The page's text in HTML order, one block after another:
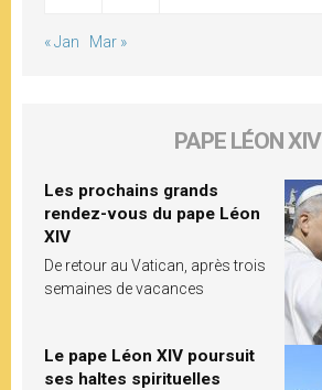
« Jan Mar »
PAPE LÉON XIV
Les prochains grands
rendez-vous du pape Léon
XIV
De retour au Vatican, après trois
semaines de vacances
Le pape Léon XIV poursuit
ses haltes spirituelles